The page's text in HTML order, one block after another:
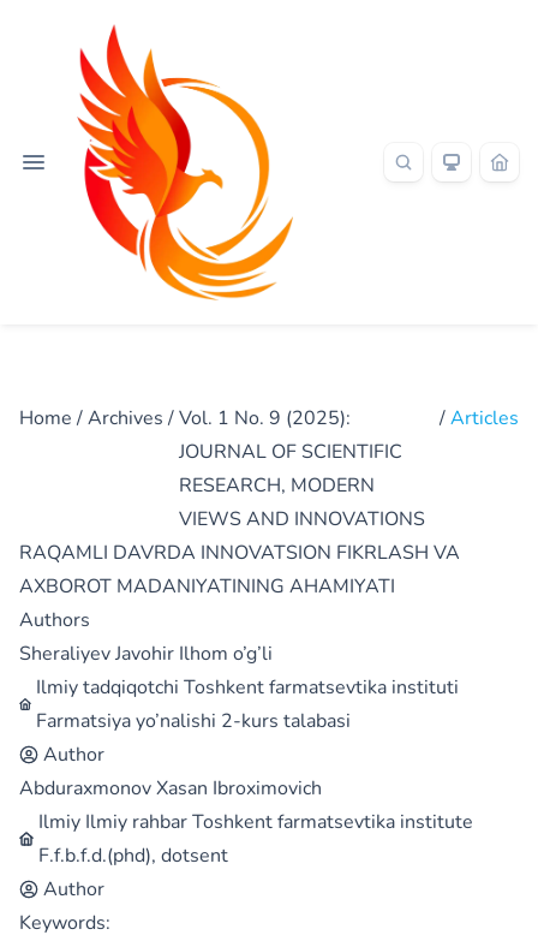
Home /Archives /Vol. 1 No. 9 (2025):
JOURNAL OF SCIENTIFIC
RESEARCH, MODERN
VIEWS AND INNOVATIONS
/Articles
RAQAMLI DAVRDA INNOVATSION FIKRLASH VA
AXBOROT MADANIYATINING AHAMIYATI
Authors
Sheraliyev Javohir Ilhom o’g’li
Ilmiy tadqiqotchi Toshkent farmatsevtika instituti
Farmatsiya yo’nalishi 2-kurs talabasi
Author
Abduraxmonov Xasan Ibroximovich
Ilmiy Ilmiy rahbar Toshkent farmatsevtika institute
F.f.b.f.d.(phd), dotsent
Author
Keywords: